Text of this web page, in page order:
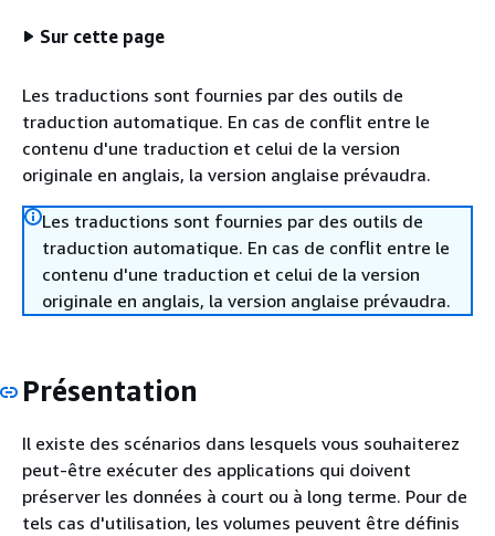
Sur cette page
Les traductions sont fournies par des outils de
traduction automatique. En cas de conflit entre le
contenu d'une traduction et celui de la version
originale en anglais, la version anglaise prévaudra.
Les traductions sont fournies par des outils de
traduction automatique. En cas de conflit entre le
contenu d'une traduction et celui de la version
originale en anglais, la version anglaise prévaudra.
Présentation
Il existe des scénarios dans lesquels vous souhaiterez
peut-être exécuter des applications qui doivent
préserver les données à court ou à long terme. Pour de
tels cas d'utilisation, les volumes peuvent être définis